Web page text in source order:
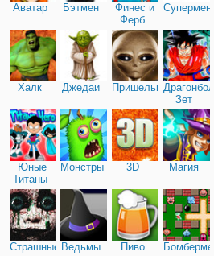
Аватар Бэтмен
Финес и
Ферб
Супермен
Халк Джедаи Пришельцы
Зет
Юные
Титаны
Монстры 3D Магия
Страшные Ведьмы Пиво Бомбермен